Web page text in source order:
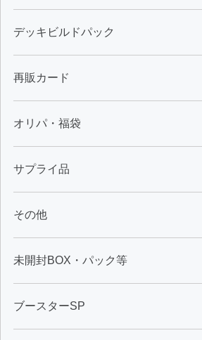
デッキビルドパック
再販カード
オリパ・福袋
サプライ品
その他
未開封BOX・パック等
ブースターSP